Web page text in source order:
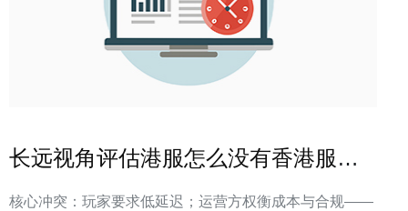
长远视角评估港服怎么没有香港服务
核心冲突：玩家要求低延迟；运营方权衡成本与合规——